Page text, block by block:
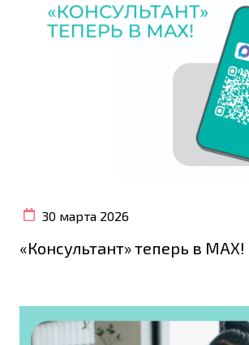
30 марта 2026
«Консультант» теперь в МАХ!